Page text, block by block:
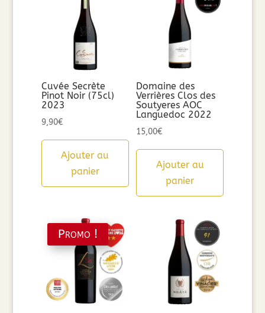
Cuvée Secrète
Pinot Noir (75cl)
2023
9,90€
Ajouter au
panier
Domaine des
Verrières Clos des
Soutyeres AOC
Languedoc 2022
15,00€
Ajouter au
panier
Promo !